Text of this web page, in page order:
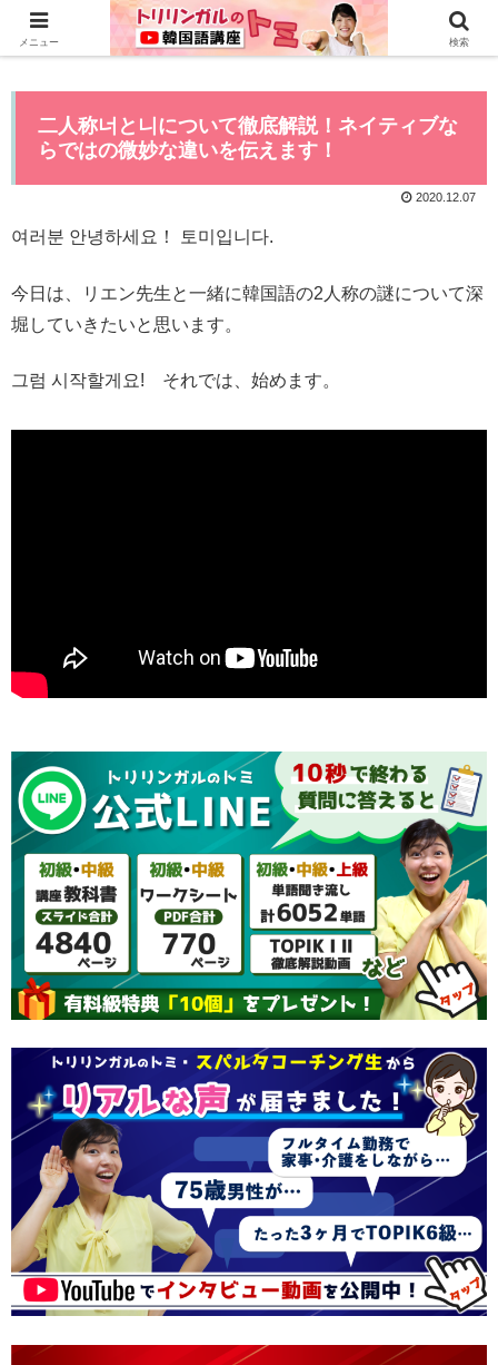
0から全てYouTubeで学べる韓国語講座はこちら>>
二人称너と니について徹底解説！ネイティブな
らではの微妙な違いを伝えます！
2020.12.07
여러분 안녕하세요！ 토미입니다.
今日は、リエン先生と一緒に韓国語の2人称の謎について深
堀していきたいと思います。
그럼 시작할게요! それでは、始めます。
メニュー 検索